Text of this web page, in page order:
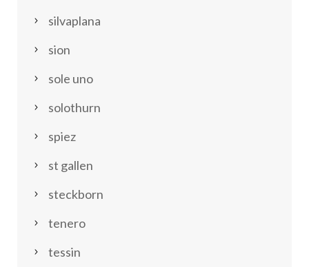
silvaplana
sion
sole uno
solothurn
spiez
st gallen
steckborn
tenero
tessin